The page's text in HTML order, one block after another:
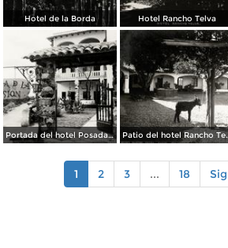
Hotel de la Borda Hotel Rancho Telva
Portada del hotel Posada de la Misión Patio
1 2 3 ... 18